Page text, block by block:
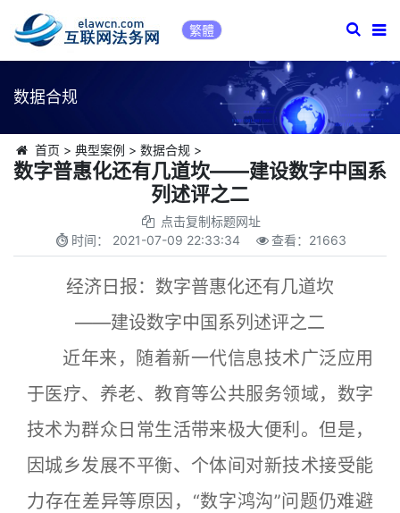
繁體
数据合规
首页 > 典型案例 > 数据合规 >
数字普惠化还有几道坎——建设数字中国系
列述评之二
点击复制标题网址
时间： 2021-07-09 22:33:34 查看： 21663
经济日报：数字普惠化还有几道坎
——建设数字中国系列述评之二
近年来，随着新一代信息技术广泛应用
于医疗、养老、教育等公共服务领域，数字
技术为群众日常生活带来极大便利。但是，
因城乡发展不平衡、个体间对新技术接受能
力存在差异等原因，“数字鸿沟”问题仍难避